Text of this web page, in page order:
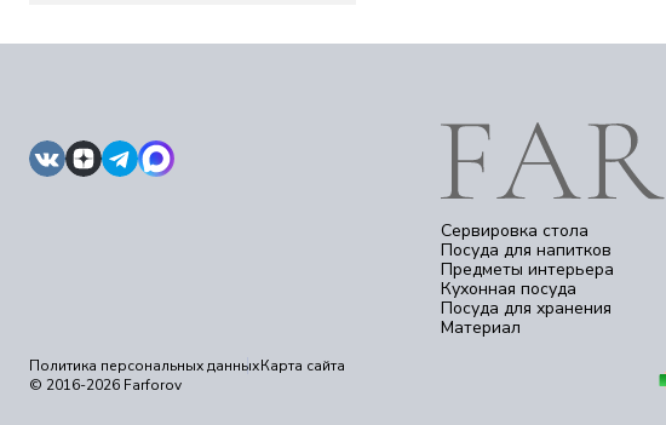
X-LADY GOLD
Yoko
Гуси
Деколь, отводка платина
Сервировка стола
Посуда для напитков
Предметы интерьера
Кухонная посуда
Посуда для хранения
Материал
Политика персональных данныхКарта сайта
© 2016-2026 Farforov